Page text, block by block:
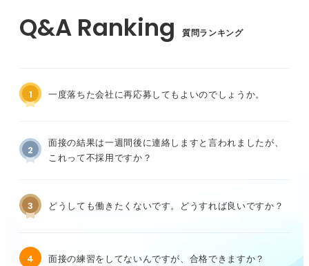
質問ランキング
1 一度落ちた会社に再応募してもよいのでしょうか。
2
面接の結果は一週間後に連絡しますと言われましたが、
これって不採用ですか？
3 どうしても働きたくないです。どうすれば良いですか？
4 面接の練習をしてないんですが、合格できますか？